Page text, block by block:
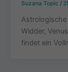
Suzana Topic /
Widder,
findet ein